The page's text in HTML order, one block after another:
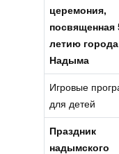
церемония,
посвященная
летию города
Надыма
Игровые
для детей
Праздник
надымского